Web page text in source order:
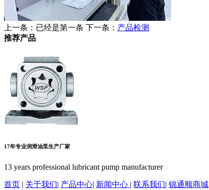
上一条：已经是第一条 下一条： 产品检测
推荐产品
17年专业润滑油泵生产厂家
13 years professional lubricant pump manufacturer
首页 | 关于我们| 产品中心| 新闻中心 | 联系我们| 锦通顺商城